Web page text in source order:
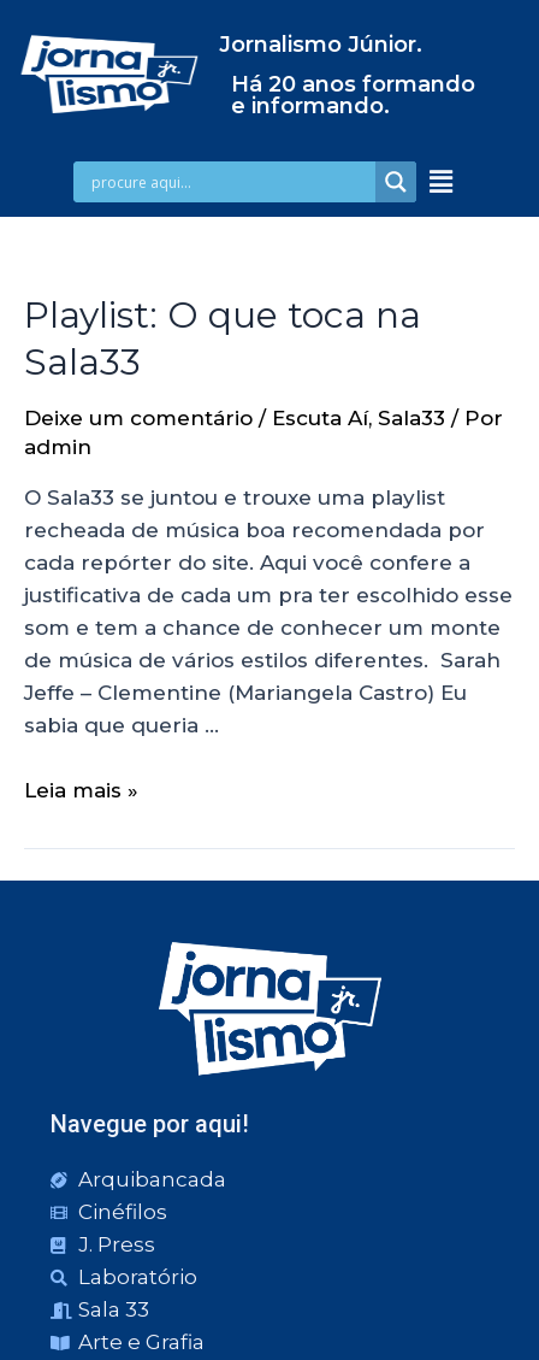
Jornalismo Júnior.
Há 20 anos formando
e informando.
Playlist: O que toca na
Sala33
Deixe um comentário / Escuta Aí, Sala33 / Por
admin
O Sala33 se juntou e trouxe uma playlist
recheada de música boa recomendada por
cada repórter do site. Aqui você confere a
justificativa de cada um pra ter escolhido esse
som e tem a chance de conhecer um monte
de música de vários estilos diferentes. Sarah
Jeffe – Clementine (Mariangela Castro) Eu
sabia que queria …
Leia mais »
Navegue por aqui!
Arquibancada
Cinéfilos
J. Press
Laboratório
Sala 33
Arte e Grafia